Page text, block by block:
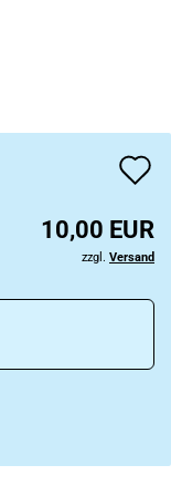
10,00 EUR
zzgl. Versand